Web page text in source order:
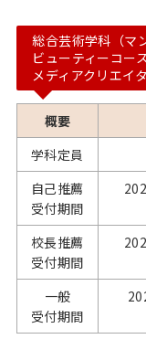
総合芸術学科（マ
ビューティーコー
メディアクリエイ
概要
学科定員
自己推薦
受付期間
校長推薦
受付期間
一般
受付期間